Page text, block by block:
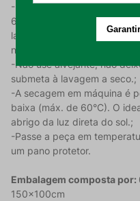
-Na máquina, use o ciclo
60°C e coloque a peça em
la. Se preferir, lave à mão
neutro;
-Não use alvejante, não
submeta à lavagem a seco.;
-A secagem em máquina é
baixa (máx. de 60°C). O
abrigo da luz direta do sol.;
-Passe a peça em
um pano protetor.
Embalagem composta por:
150x100cm